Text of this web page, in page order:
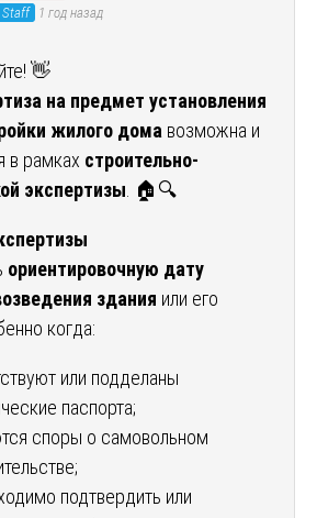
Staff 1 год назад
👋
на предмет установления
жилого дома возможна и
в рамках строительно-
экспертизы . 🏠🔍
ориентировочную дату
здания или его
когда:
или подделаны
паспорта;
споры о самовольном
подтвердить или